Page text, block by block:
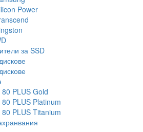
Power
за SSD
80 PLUS Gold
80 PLUS Platinum
80 PLUS Titanium